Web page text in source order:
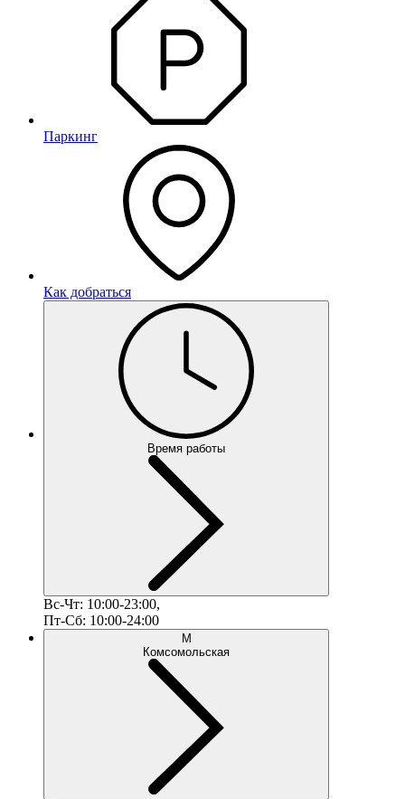
Паркинг
Как добраться
Время работы
Вс-Чт: 10:00-23:00,
Пт-Сб: 10:00-24:00
М
Комсомольская